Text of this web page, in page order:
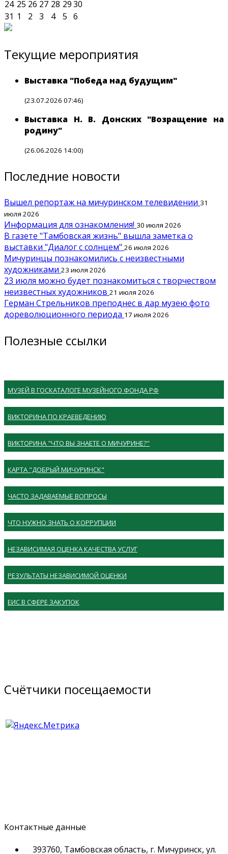
24 25 26 27 28 2930
31 1 2 3 4 5 6
Текущие мероприятия
Выставка "Победа над будущим"
(23.07.2026 07:46)
Выставка Н. В. Донских "Возращение на
родину"
(26.06.2026 14:00)
Последние новости
Вышел репортаж на мичуринском телевидении 31
июля 2026
Информация для ознакомления! 30 июля 2026
В газете "Тамбовская жизнь" вышла заметка о
выставки "Диалог с солнцем" 26 июля 2026
Мичуринцы познакомились с неизвестными
художниками 23 июля 2026
23 июля можно будет познакомиться с творчеством
неизвестных художников 21 июля 2026
Герман Стрельников преподнес в дар музею фото
дореволюционного периода 17 июля 2026
Полезные ссылки
МУЗЕЙ В ГОСКАТАЛОГЕ МУЗЕЙНОГО ФОНДА РФ
ВИКТОРИНА ПО КРАЕВЕДЕНИЮ
ВИКТОРИНА "ЧТО ВЫ ЗНАЕТЕ О МИЧУРИНЕ?"
КАРТА "ДОБРЫЙ МИЧУРИНСК"
ЧАСТО ЗАДАВАЕМЫЕ ВОПРОСЫ
ЧТО НУЖНО ЗНАТЬ О КОРРУПЦИИ
НЕЗАВИСИМАЯ ОЦЕНКА КАЧЕСТВА УСЛУГ
РЕЗУЛЬТАТЫ НЕЗАВИСИМОЙ ОЦЕНКИ
ЕИС В СФЕРЕ ЗАКУПОК
Счётчики посещаемости
Контактные данные
393760, Тамбовская область, г. Мичуринск, ул.